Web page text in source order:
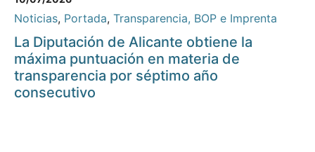
Noticias, Portada, Transparencia, BOP e Imprenta
La Diputación de Alicante obtiene la
máxima puntuación en materia de
transparencia por séptimo año
consecutivo